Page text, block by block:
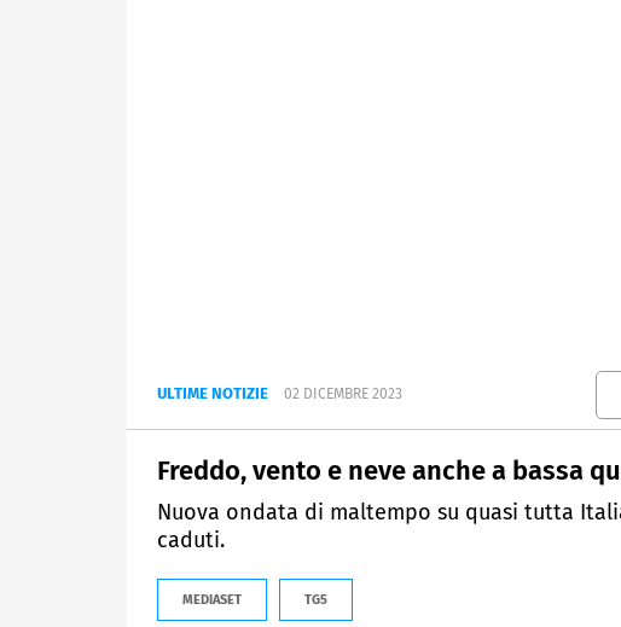
ULTIME NOTIZIE 02 DICEMBRE 2023
Freddo, vento e neve anche a bassa
Nuova ondata di maltempo su quasi tutta
caduti.
MEDIASET TG5